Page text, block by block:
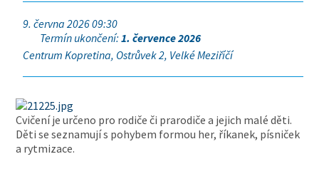
9. června 2026 09:30
Termín ukončení:1. července 2026
Centrum Kopretina, Ostrůvek 2, Velké Meziříčí
Cvičení je určeno pro rodiče či prarodiče a jejich malé děti.
Děti se seznamují s pohybem formou her, říkanek, písniček
a rytmizace.